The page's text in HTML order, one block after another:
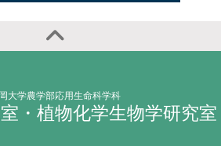
大学農学部応用生命科学科
・植物化学生物学研究室